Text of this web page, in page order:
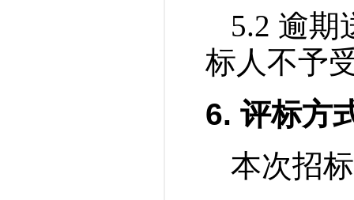
5.2 逾期
标人不予
6. 评标方
本次招标